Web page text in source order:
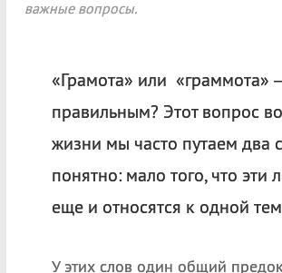
важные вопросы.
«Грамота» или «граммота»
правильным? Этот вопрос
жизни мы часто путаем два
понятно: мало того, что
еще и относятся к одной
У этих слов один общий